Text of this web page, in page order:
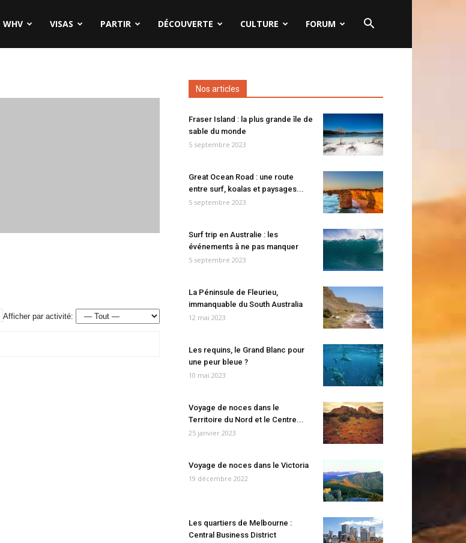
WHV VISAS PARTIR DÉCOUVERTE CULTURE FORUM
Afficher par activité:
Nos articles
Fraser Island : la plus grande île de
sable du monde
5 septembre 2023
Great Ocean Road : une route
entre surf, koalas et paysages...
5 septembre 2023
Surf trip en Australie : les
événements à ne pas manquer
5 septembre 2023
La Péninsule de Fleurieu,
immanquable du South Australia
12 mai 2023
Les requins, le Grand Blanc pour
une peur bleue ?
10 mai 2023
Voyage de noces dans le
Territoire du Nord et le Centre...
25 janvier 2023
Voyage de noces dans le Victoria
19 décembre 2022
Les quartiers de Melbourne :
Central Business District